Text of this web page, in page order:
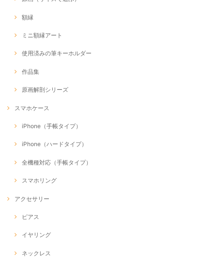
額縁
ミニ額縁アート
使用済みの筆キーホルダー
作品集
原画解剖シリーズ
スマホケース
iPhone（手帳タイプ）
iPhone（ハードタイプ）
全機種対応（手帳タイプ）
スマホリング
アクセサリー
ピアス
イヤリング
ネックレス